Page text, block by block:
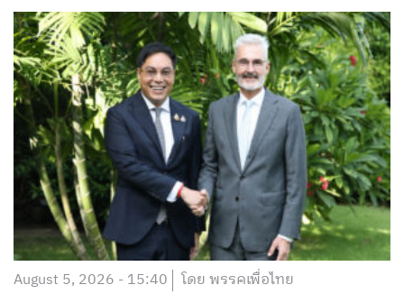
August 5, 2026 - 15:40 โดย พรรคเพื่อไทย